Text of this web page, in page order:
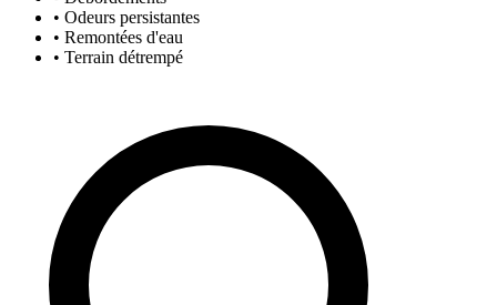
• Odeurs persistantes
• Remontées d'eau
• Terrain détrempé